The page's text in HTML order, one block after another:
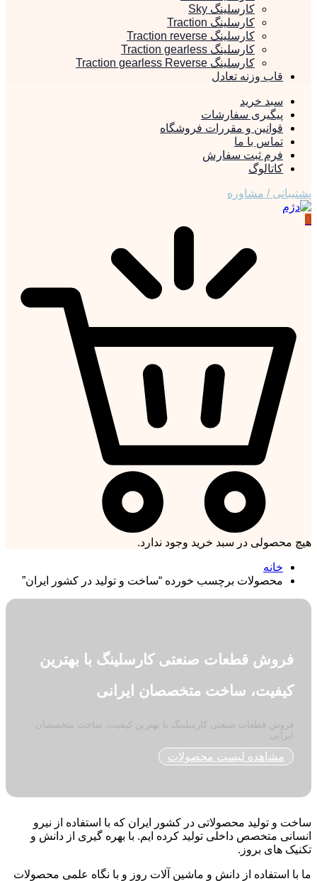
کارسلینگ Sky
کارسلینگ Traction
کارسلینگ Traction reverse
کارسلینگ Traction gearless
کارسلینگ Traction gearless Reverse
قاب وزنه تعادل
سبد خرید
پیگیری سفارشات
قوانین و مقررات فروشگاه
تماس با ما
فرم ثبت سفارش
کاتالوگ
پشتیبانی / مشاوره
0
هیچ محصولی در سبد خرید وجود ندارد.
خانه
محصولات برچسب خورده “ساخت و تولید در کشور ایران”
فروش قطعات صنعتی کارسلینگ با بهترین
کیفیت، ساخت متخصصان ایرانی
فروش قطعات صنعتی کارسلینگ با بهترین کیفیت، ساخت متخصصان
ایرانی
مشاهده لیست محصولات
ساخت و تولید محصولاتی در کشور ایران که با استفاده از نیرو
انسانی متخصص داخلی تولید کرده ایم. با بهره گیری از دانش و
تکنیک های بروز.
ما با استفاده از دانش و ماشین آلات روز و با نگاه علمی محصولات